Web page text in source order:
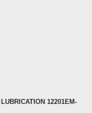
12201EM-